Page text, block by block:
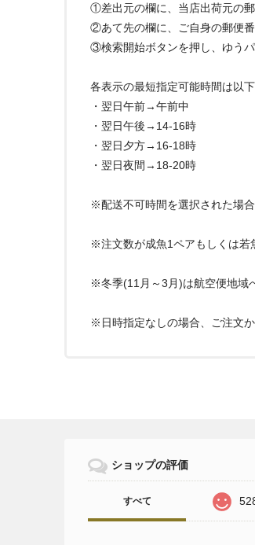
①差出元の欄に、当店出荷元の
②あて先の欄に、ご自身の郵便番
③検索開始ボタンを押し、ゆう
各表示の最短指定可能時間は以下
・翌日午前→午前中
・翌日午後→14-16時
・翌日夕方→16-18時
・翌日夜間→18-20時
※配送不可時間を選択された場
※注文数が成魚1ペアもしくは若
※冬季(11月～3月)は航空便地域
※日時指定なしの場合、ご注文
ショップの評価
すべて